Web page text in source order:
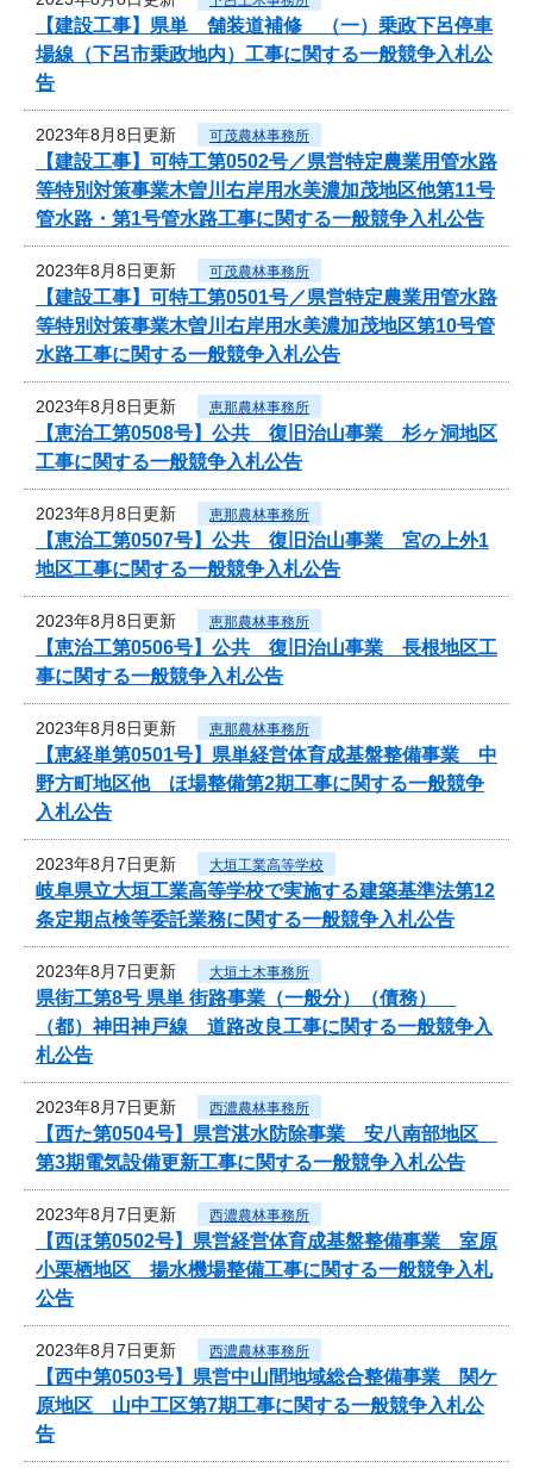
【建設工事】県単 舗装道補修 （一）乗政下呂停車
場線（下呂市乗政地内）工事に関する一般競争入札公
告
2023年8月8日更新 可茂農林事務所
【建設工事】可特工第0502号／県営特定農業用管水路
等特別対策事業木曽川右岸用水美濃加茂地区他第11号
管水路・第1号管水路工事に関する一般競争入札公告
2023年8月8日更新 可茂農林事務所
【建設工事】可特工第0501号／県営特定農業用管水路
等特別対策事業木曽川右岸用水美濃加茂地区第10号管
水路工事に関する一般競争入札公告
2023年8月8日更新 恵那農林事務所
【恵治工第0508号】公共 復旧治山事業 杉ヶ洞地区
工事に関する一般競争入札公告
2023年8月8日更新 恵那農林事務所
【恵治工第0507号】公共 復旧治山事業 宮の上外1
地区工事に関する一般競争入札公告
2023年8月8日更新 恵那農林事務所
【恵治工第0506号】公共 復旧治山事業 長根地区工
事に関する一般競争入札公告
2023年8月8日更新 恵那農林事務所
【恵経単第0501号】県単経営体育成基盤整備事業 中
野方町地区他 ほ場整備第2期工事に関する一般競争
入札公告
2023年8月7日更新 大垣工業高等学校
岐阜県立大垣工業高等学校で実施する建築基準法第12
条定期点検等委託業務に関する一般競争入札公告
2023年8月7日更新 大垣土木事務所
県街工第8号 県単 街路事業（一般分）（債務）
（都）神田神戸線 道路改良工事に関する一般競争入
札公告
2023年8月7日更新 西濃農林事務所
【西た第0504号】県営湛水防除事業 安八南部地区
第3期電気設備更新工事に関する一般競争入札公告
2023年8月7日更新 西濃農林事務所
【西ほ第0502号】県営経営体育成基盤整備事業 室原
小栗栖地区 揚水機場整備工事に関する一般競争入札
公告
2023年8月7日更新 西濃農林事務所
【西中第0503号】県営中山間地域総合整備事業 関ケ
原地区 山中工区第7期工事に関する一般競争入札公
告